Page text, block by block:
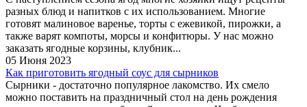
разных блюд и напитков с их использованием. Многие
готовят малиновое варенье, торты с ежевикой, пирожки, а
также варят компоты, морсы и конфитюры. У нас можно
заказать ягодные корзины, клубник...
05 Июня 2023
Как приготовить ягодный соус для сырников
Сырники - достаточно популярное лакомство. Их смело
можно поставить на праздничный стол на день рождения